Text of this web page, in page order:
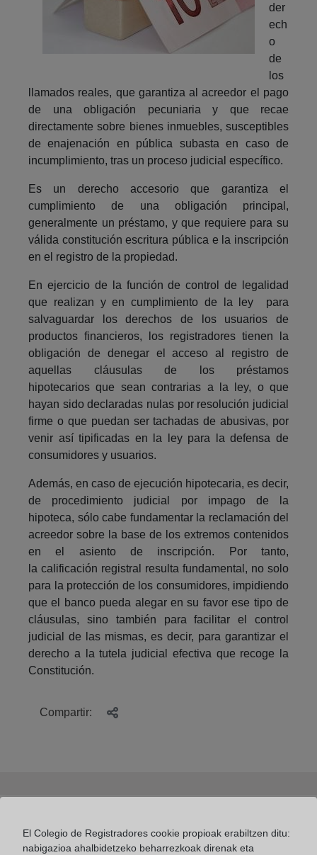
der
ech
o
de
los
llamados reales, que garantiza al acreedor el pago
de una obligación pecuniaria y que recae
directamente sobre bienes inmuebles, susceptibles
de enajenación en pública subasta en caso de
incumplimiento, tras un proceso judicial específico.
Es un derecho accesorio que garantiza el
cumplimiento de una obligación principal,
generalmente un préstamo, y que requiere para su
válida constitución escritura pública e la inscripción
en el registro de la propiedad.
En ejercicio de la función de control de legalidad
que realizan y en cumplimiento de la ley para
salvaguardar los derechos de los usuarios de
productos financieros, los registradores tienen la
obligación de denegar el acceso al registro de
aquellas cláusulas de los préstamos
hipotecarios que sean contrarias a la ley, o que
hayan sido declaradas nulas por resolución judicial
firme o que puedan ser tachadas de abusivas, por
venir así tipificadas en la ley para la defensa de
consumidores y usuarios.
Además, en caso de ejecución hipotecaria, es decir,
de procedimiento judicial por impago de la
hipoteca, sólo cabe fundamentar la reclamación del
acreedor sobre la base de los extremos contenidos
en el asiento de inscripción. Por tanto,
la calificación registral resulta fundamental, no solo
para la protección de los consumidores, impidiendo
que el banco pueda alegar en su favor ese tipo de
cláusulas, sino también para facilitar el control
judicial de las mismas, es decir, para garantizar el
derecho a la tutela judicial efectiva que recoge la
Constitución.
Compartir:
vivienda en el Registro de la Propiedad
El Colegio de Registradores cookie propioak erabiltzen ditu:
nabigazioa ahalbidetzeko beharrezkoak direnak eta